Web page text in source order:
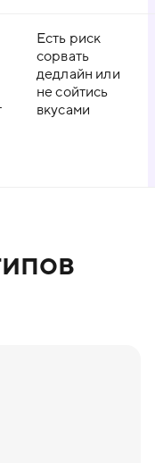
Есть риск
сорвать
дедлайн или
не сойтись
вкусами